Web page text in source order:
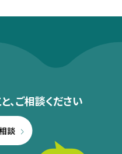
、ご相談ください
談